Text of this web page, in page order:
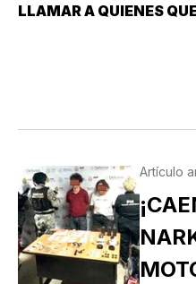
LLAMAR A QUIENES
Artículo